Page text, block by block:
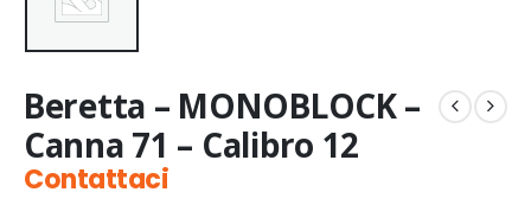
Beretta – MONOBLOCK –
Canna 71 – Calibro 12
Contattaci